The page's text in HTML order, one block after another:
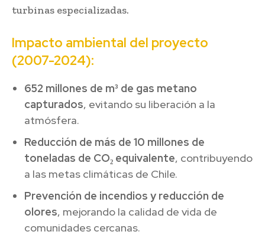
turbinas especializadas.
Impacto ambiental del proyecto
(2007-2024):
652 millones de m³ de gas metano
capturados, evitando su liberación a la
atmósfera.
Reducción de más de 10 millones de
toneladas de CO₂ equivalente, contribuyendo
a las metas climáticas de Chile.
Prevención de incendios y reducción de
olores, mejorando la calidad de vida de
comunidades cercanas.